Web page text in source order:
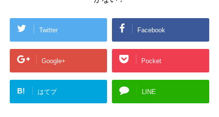
Twitter Facebook
Google+ Pocket
B! はてブ LINE